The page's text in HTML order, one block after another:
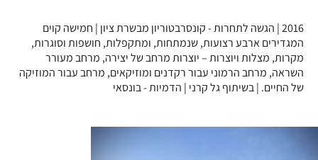
2016 | הגשה לתחרות - קונסרבטוריון מבשרת ציון | חמישה קוים
המגדירים ארבע רצועות, שנמתחות, ומתקפלות, חושפות וסוגרות,
מקרות, מצלות ויוצרות – יוצרות מרחב של יצירה, מרחב מעורר
השראה, מרחב הרמוני עבור רקדנים ומוזיקאים, מרחב עבור המוזיקה
של החיים. | בשיתוף גל קרני | הדמיות - בונסאי